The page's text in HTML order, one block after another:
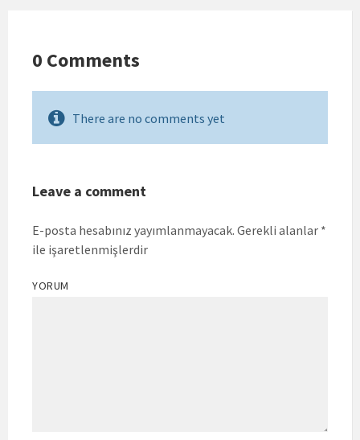
0 Comments
There are no comments yet
Leave a comment
E-posta hesabınız yayımlanmayacak. Gerekli alanlar *
ile işaretlenmişlerdir
YORUM